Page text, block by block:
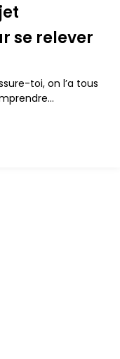
se relever
toi, on l’a tous